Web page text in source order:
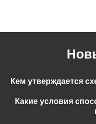
Кем утверждается
Какие условия